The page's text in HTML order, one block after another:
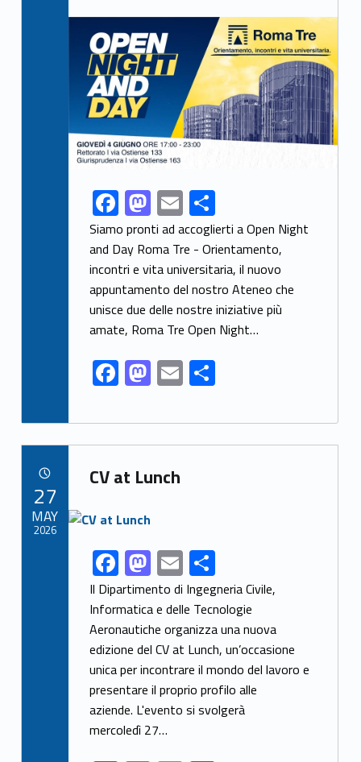
Link identifier archive #link-archive-thumb-soap-27325
Link identifier share facebook archive #share-link-archive-51174F
ac
e
b
o
o
k
M
as
to
d
o
n
E
m
ai
l
S
h
ar
e
Siamo pronti ad accoglierti a Open Night
and Day Roma Tre - Orientamento,
incontri e vita universitaria, il nuovo
appuntamento del nostro Ateneo che
unisce due delle nostre iniziative più
amate, Roma Tre Open Night…
F
ac
e
b
o
k
M
as
to
d
o
E
m
ai
l
S
ar
e
Link identifier archive #link-archive-32363
CV at Lunch
Link identifier archive #link-archive-thumb-soap-15107
Link identifier share facebook archive #share-link-archive-2739F
ac
e
b
o
o
k
M
as
to
d
o
n
E
m
ai
l
S
h
ar
e
Il Dipartimento di Ingegneria Civile,
Informatica e delle Tecnologie
Aeronautiche organizza una nuova
edizione del CV at Lunch, un’occasione
unica per incontrare il mondo del lavoro e
presentare il proprio profilo alle
aziende. L'evento si svolgerà
mercoledì 27…
27
MAY
2026